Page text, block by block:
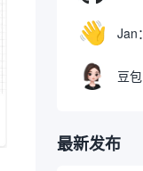
豆包
最新发布